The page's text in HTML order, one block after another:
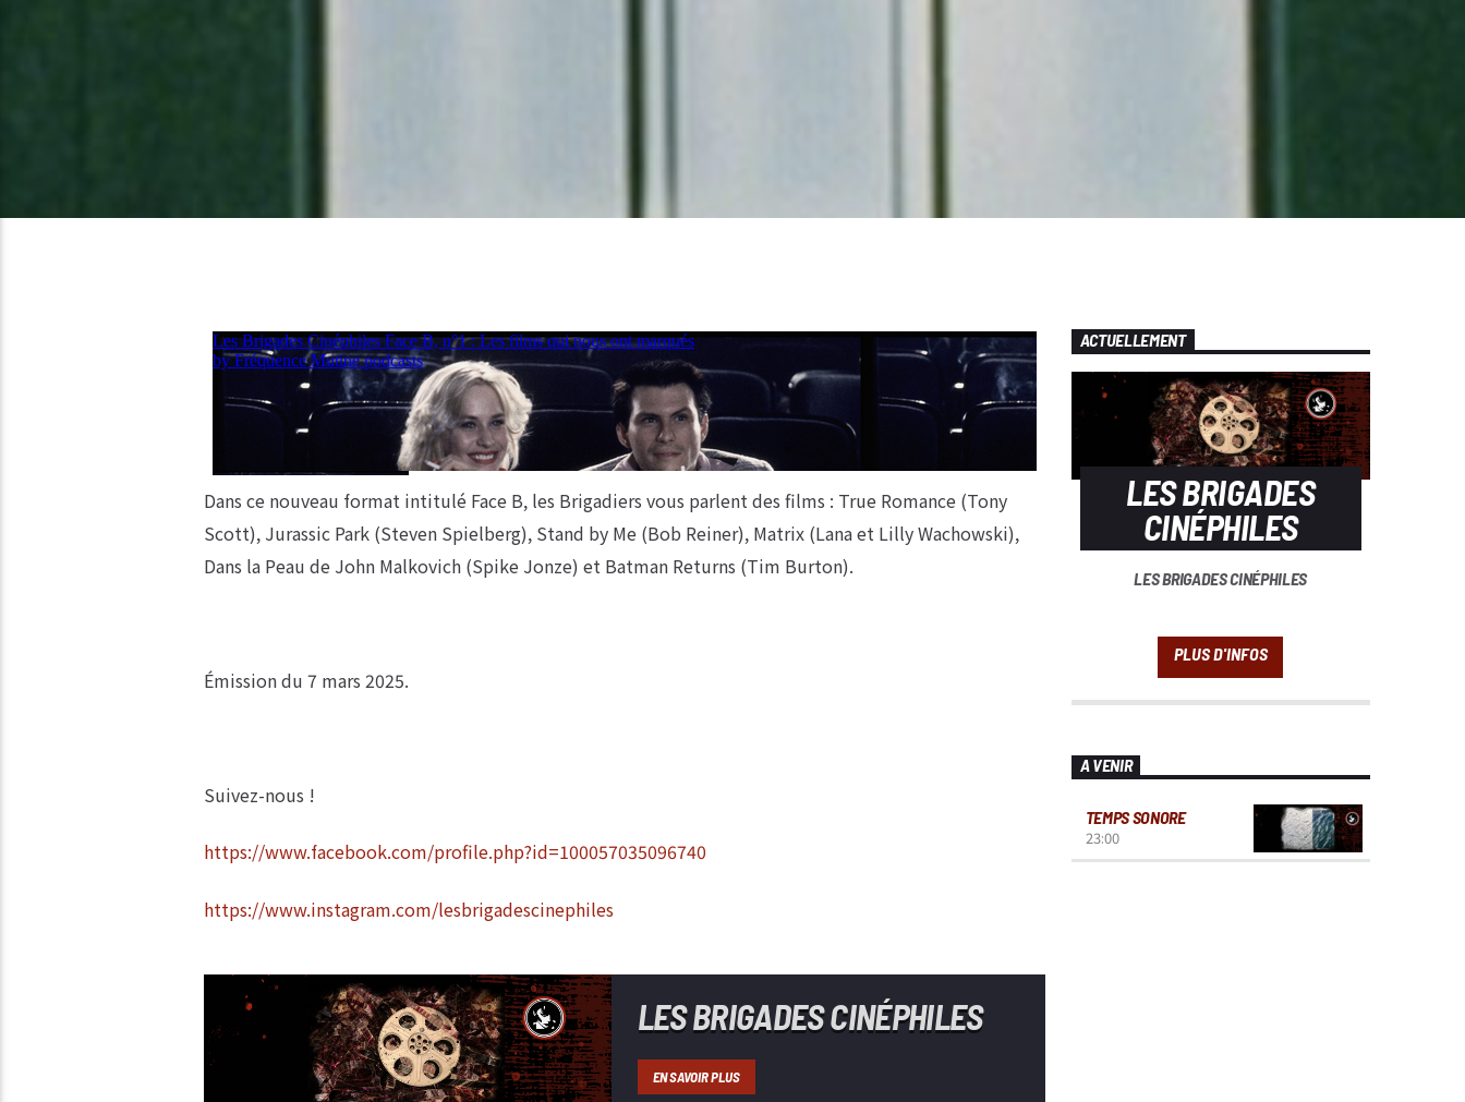
Dans ce nouveau format intitulé Face B, les Brigadiers vous parlent des films : True Romance (Tony
Scott), Jurassic Park (Steven Spielberg), Stand by Me (Bob Reiner), Matrix (Lana et Lilly Wachowski),
Dans la Peau de John Malkovich (Spike Jonze) et Batman Returns (Tim Burton).
Émission du 7 mars 2025.
Suivez-nous !
https://www.facebook.com/profile.php?id=100057035096740
https://www.instagram.com/lesbrigadescinephiles
LES BRIGADES CINÉPHILES
EN SAVOIR PLUS
ACTUELLEMENT
LES BRIGADES
CINÉPHILES
LES BRIGADES CINÉPHILES
A VENIR
TEMPS SONORE
23:00